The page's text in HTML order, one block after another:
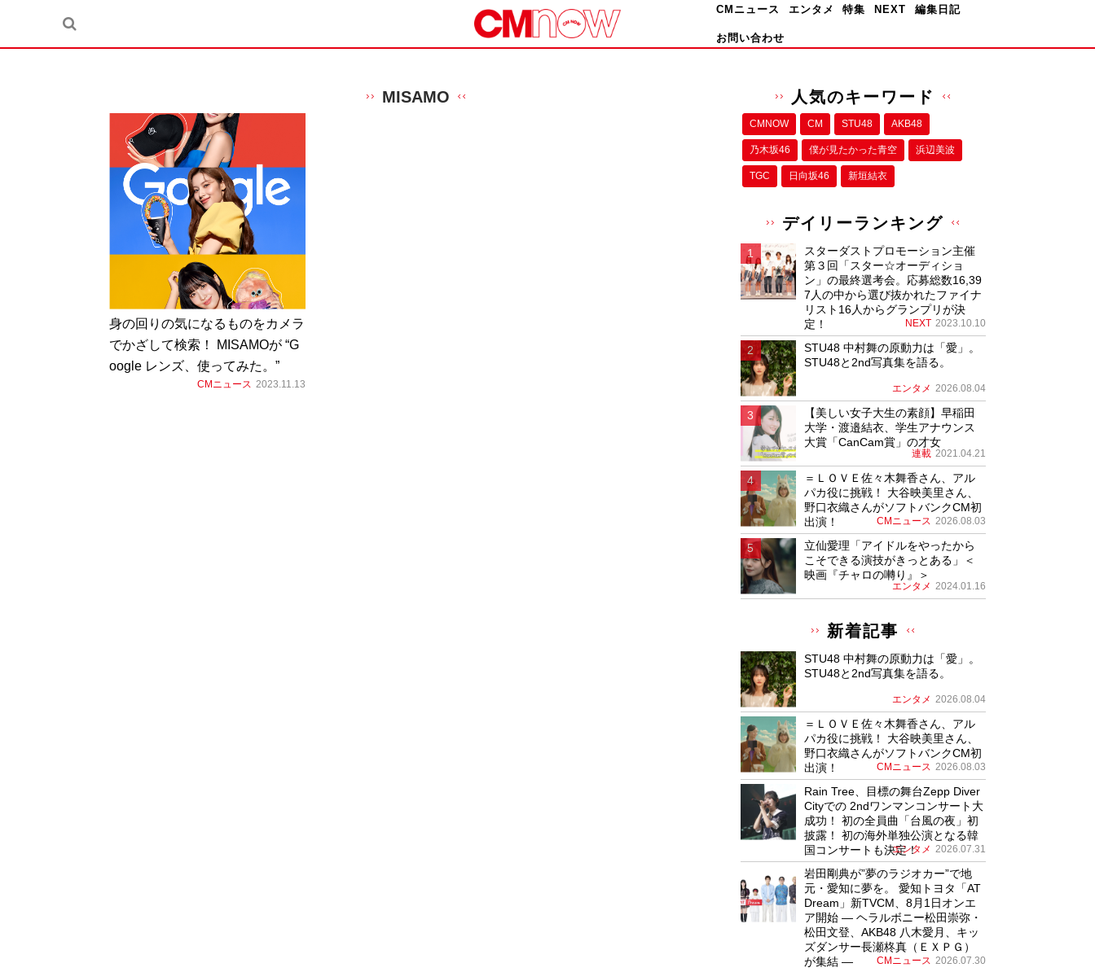
CMニュース エンタメ 特集 NEXT 編集日記
お問い合わせ
MISAMO
身の回りの気になるものをカメラ
でかざして検索！ MISAMOが “G
oogle レンズ、使ってみた。”
CMニュース 2023.11.13
人気のキーワード
CMNOW CM STU48 AKB48
乃木坂46 僕が⾒たかった⻘空 浜辺美波
TGC 日向坂46 新垣結衣
デイリーランキング
スターダストプロモーション主催
第３回「スター☆オーディショ
ン」の最終選考会。応募総数16,39
7人の中から選び抜かれたファイナ
リスト16人からグランプリが決
定！
NEXT 2023.10.10
STU48 中村舞の原動力は「愛」。
STU48と2nd写真集を語る。
エンタメ 2026.08.04
【美しい女子大生の素顔】早稲田
大学・渡邉結衣、学生アナウンス
大賞「CanCam賞」の才女
連載 2021.04.21
＝ＬＯＶＥ佐々木舞香さん、アル
パカ役に挑戦！ 大谷映美里さん、
野口衣織さんがソフトバンクCM初
出演！
CMニュース 2026.08.03
立仙愛理「アイドルをやったから
こそできる演技がきっとある」＜
映画『チャロの囀り』＞
エンタメ 2024.01.16
新着記事
STU48 中村舞の原動力は「愛」。
STU48と2nd写真集を語る。
エンタメ 2026.08.04
＝ＬＯＶＥ佐々木舞香さん、アル
パカ役に挑戦！ 大谷映美里さん、
野口衣織さんがソフトバンクCM初
出演！
CMニュース 2026.08.03
Rain Tree、目標の舞台Zepp Diver
Cityでの 2ndワンマンコンサート大
成功！ 初の全員曲「台風の夜」初
披露！ 初の海外単独公演となる韓
国コンサートも決定！
エンタメ 2026.07.31
岩田剛典が”夢のラジオカー”で地
元・愛知に夢を。 愛知トヨタ「AT
Dream」新TVCM、8月1日オンエ
ア開始 ― ヘラルボニー松田崇弥・
松田文登、AKB48 八木愛月、キッ
ズダンサー長瀬柊真（ＥＸＰＧ）
が集結 ―
CMニュース 2026.07.30